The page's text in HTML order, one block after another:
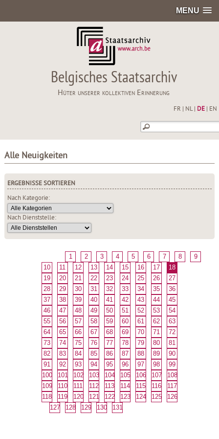
MENU
Belgisches Staatsarchiv
Hüter unserer kollektiven Erinnerung
FR NL| DE| EN
Alle Neuigkeiten
ERGEBNISSE SORTIEREN
Nach Kategorie:
Nach Dienststelle:
1 2 3 4 5 6 7 8
9
10
11 12 13 14 15 16 17
18
19
20 21 22 23 24 25 26
27
28
29 30 31 32 33 34 35
36
37
38 39 40 41 42 43 44
45
46
47 48 49 50 51 52 53
54
55
56 57 58 59 60 61 62
63
64
65 66 67 68 69 70 71
72
73
74 75 76 77 78 79 80
81
82
83 84 85 86 87 88 89
90
91
92 93 94 95 96 97 98
99
100
101 102 103 104 105 106 107
108
109
110 111 112 113 114 115 116
117
118
119 120 121 122 123 124 125
126
127
128 129 130 131